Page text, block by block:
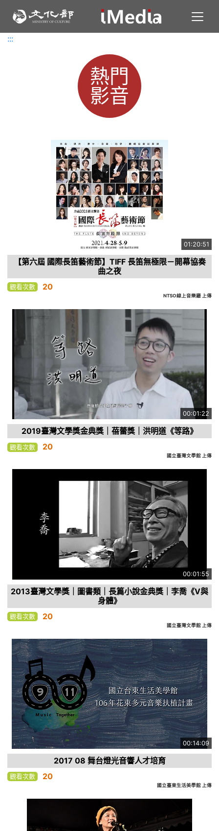
:::
:::
熱門
影音
01:20:51
【第六屆 國際長笛藝術節】TIFF 長笛無極限－開幕協奏
曲之夜
觀看次數 20
NTSO線上音樂廳 上傳
00:01:22
2019臺灣文學獎金典獎｜蓓蕾獎｜洪明道《等路》
觀看次數 20
國立臺灣文學館 上傳
00:01:55
2013臺灣文學獎｜圖書類｜長篇小說金典獎｜李喬《V與
身體》
觀看次數 20
國立臺灣文學館 上傳
00:14:09
2017 08 舞台燈光音響人才培育
觀看次數 20
國立臺東生活美學館 上傳